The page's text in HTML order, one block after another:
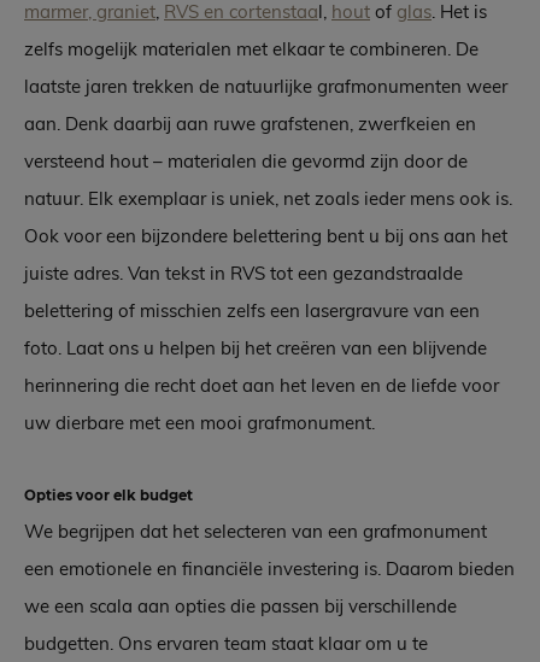
marmer, graniet, RVS en cortenstaal, hout of glas. Het is
zelfs mogelijk materialen met elkaar te combineren. De
laatste jaren trekken de natuurlijke grafmonumenten weer
aan. Denk daarbij aan ruwe grafstenen, zwerfkeien en
versteend hout – materialen die gevormd zijn door de
natuur. Elk exemplaar is uniek, net zoals ieder mens ook is.
Ook voor een bijzondere belettering bent u bij ons aan het
juiste adres. Van tekst in RVS tot een gezandstraalde
belettering of misschien zelfs een lasergravure van een
foto. Laat ons u helpen bij het creëren van een blijvende
herinnering die recht doet aan het leven en de liefde voor
uw dierbare met een mooi grafmonument.
Opties voor elk budget
We begrijpen dat het selecteren van een grafmonument
een emotionele en financiële investering is. Daarom bieden
we een scala aan opties die passen bij verschillende
budgetten. Ons ervaren team staat klaar om u te